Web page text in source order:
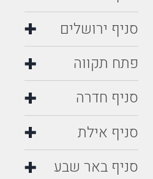
סניף ירושלים
פתח תקווה
סניף חדרה
סניף אילת
סניף באר שבע